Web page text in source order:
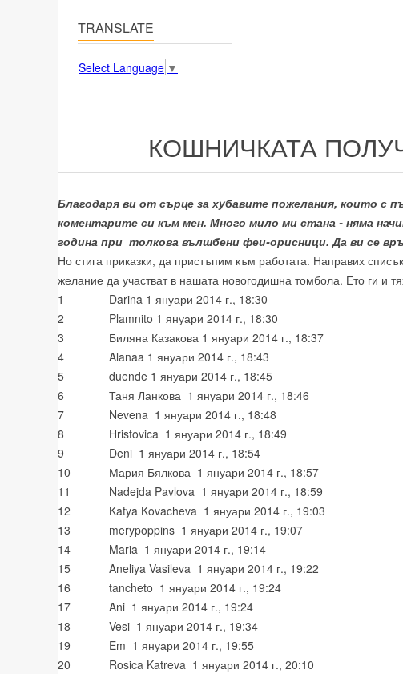
TRANSLATE
Select Language ▼
КОШНИЧКАТА
Благодаря ви от сърце за хубавите пожелания, които с
коментарите си към мен. Много мило ми стана - няма
година при толкова вълшбени феи-орисници. Да ви се
Но стига приказки, да пристъпим към работата. Направих
желание да участват в нашата новогодишна томбола. Ето ги и
1
Darina 1 януари 2014 г., 18:30
2
Plamnito 1 януари 2014 г., 18:30
3
Биляна Казакова 1 януари 2014 г., 18:37
4
Alanaa 1 януари 2014 г., 18:43
5
duende 1 януари 2014 г., 18:45
6
Таня Ланкова 1 януари 2014 г., 18:46
7
Nevena 1 януари 2014 г., 18:48
8
Hristovica 1 януари 2014 г., 18:49
9
Deni 1 януари 2014 г., 18:54
10
Мария Бялкова 1 януари 2014 г., 18:57
11
Nadejda Pavlova 1 януари 2014 г., 18:59
12
Katya Kovacheva 1 януари 2014 г., 19:03
13
merypoppins 1 януари 2014 г., 19:07
14
Maria 1 януари 2014 г., 19:14
15
Aneliya Vasileva 1 януари 2014 г., 19:22
16
tancheto 1 януари 2014 г., 19:24
17
Ani 1 януари 2014 г., 19:24
18
Vesi 1 януари 2014 г., 19:34
19
Em 1 януари 2014 г., 19:55
20
Rosica Katreva 1 януари 2014 г., 20:10